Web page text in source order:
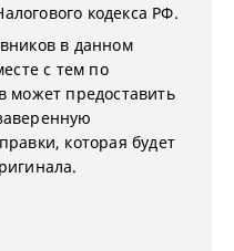
кодекса РФ.
в данном
с тем по
может предоставить
которая будет